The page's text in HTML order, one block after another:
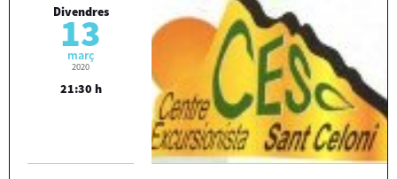
Divendres
13
març
2020
21:30 h